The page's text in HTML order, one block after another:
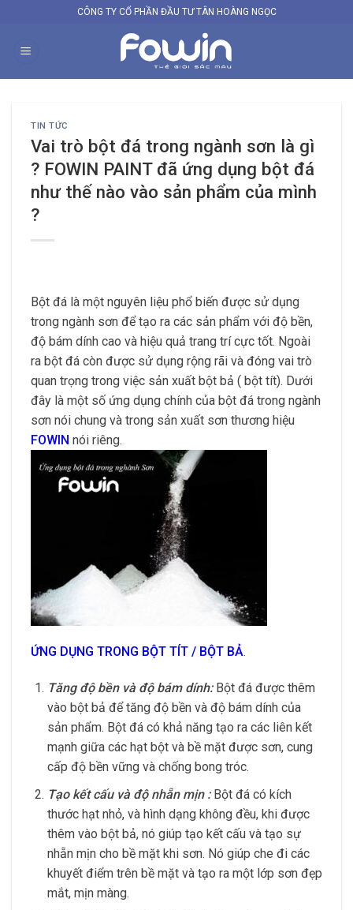
content
CÔNG TY CỔ PHẦN ĐẦU TƯ TÂN HOÀNG NGỌC
TIN TỨC
Vai trò bột đá trong ngành sơn là gì
? FOWIN PAINT đã ứng dụng bột đá
như thế nào vào sản phẩm của mình
?
Bột đá là một nguyên liệu phổ biến được sử dụng
trong ngành sơn để tạo ra các sản phẩm với độ bền,
độ bám dính cao và hiệu quả trang trí cực tốt. Ngoài
ra bột đá còn được sử dụng rộng rãi và đóng vai trò
quan trọng trong việc sản xuất bột bả ( bột tít). Dưới
đây là một số ứng dụng chính của bột đá trong ngành
sơn nói chung và trong sản xuất sơn thương hiệu
FOWIN nói riêng.
ỨNG DỤNG TRONG BỘT TÍT / BỘT BẢ.
Tăng độ bền và độ bám dính:Bột đá được thêm
vào bột bả để tăng độ bền và độ bám dính của
sản phẩm. Bột đá có khả năng tạo ra các liên kết
mạnh giữa các hạt bột và bề mặt được sơn, cung
cấp độ bền vững và chống bong tróc.
Tạo kết cấu và độ nhẵn mịn :Bột đá có kích
thước hạt nhỏ, và hình dạng không đều, khi được
thêm vào bột bả, nó giúp tạo kết cấu và tạo sự
nhẵn mịn cho bề mặt khi sơn. Nó giúp che đi các
khuyết điểm trên bề mặt và tạo ra một lớp sơn đẹp
mắt, mịn màng.